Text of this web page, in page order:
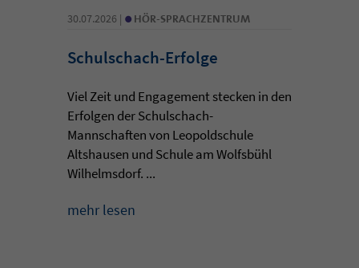
30.07.2026 | • HÖR-SPRACHZENTRUM
Schulschach-Erfolge
Viel Zeit und Engagement stecken in den
Erfolgen der Schulschach-
Mannschaften von Leopoldschule
Altshausen und Schule am Wolfsbühl
Wilhelmsdorf. ...
mehr lesen